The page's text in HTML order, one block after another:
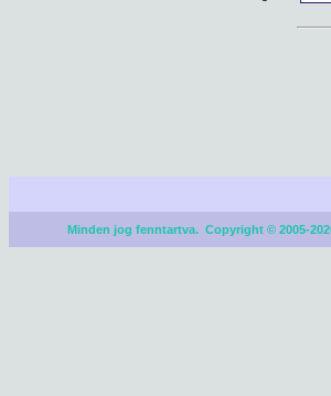
Minden jog fenntartva. Copyright © 2005-